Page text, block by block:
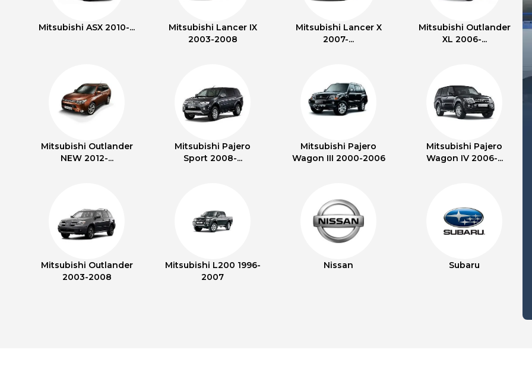
Mitsubishi ASX 2010-...
Mitsubishi Lancer IX
2003-2008
Mitsubishi Lancer X
2007-...
Mitsubishi Outlander
XL 2006-...
Mitsubishi Outlander
NEW 2012-...
Mitsubishi Pajero
Sport 2008-...
Mitsubishi Pajero
Wagon III 2000-2006
Mitsubishi Pajero
Wagon IV 2006-...
Mitsubishi Outlander
2003-2008
Mitsubishi L200 1996-
2007
Nissan Subaru